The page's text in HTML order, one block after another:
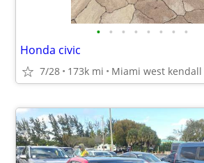
• • • • • • • •
Honda civic
7/28 173k mi Miami west kendall